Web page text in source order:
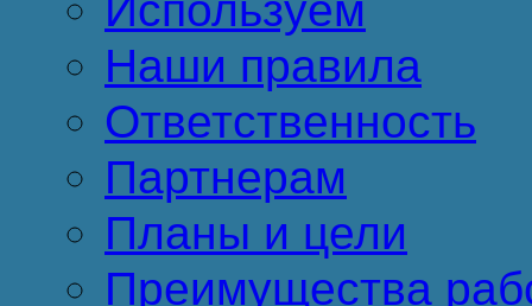
Наши правила
Ответственность
Партнерам
Планы и цели
Преимущества